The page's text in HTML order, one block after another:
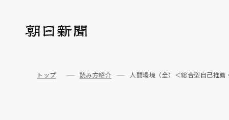
トップ 読み方紹介 人間環境（全）＜総合型自己推